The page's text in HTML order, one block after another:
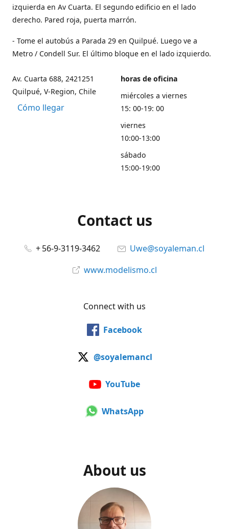
izquierda en Av Cuarta. El segundo edificio en el lado
derecho. Pared roja, puerta marrón.
- Tome el autobús a Parada 29 en Quilpué. Luego ve a
Metro / Condell Sur. El último bloque en el lado izquierdo.
Av. Cuarta 688, 2421251
Quilpué, V-Region, Chile
Cómo llegar
horas de oficina
miércoles a viernes
15: 00-19: 00
viernes
10:00-13:00
sábado
15:00-19:00
Contact us
+ 56-9-3119-3462
Uwe@soyaleman.cl
www.modelismo.cl
Connect with us
Facebook
@soyalemancl
YouTube
WhatsApp
About us